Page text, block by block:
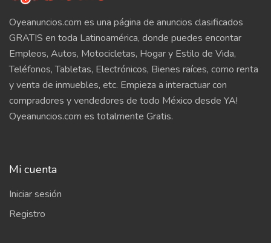
Oyeanuncios.com es una página de anuncios clasificados
GRATIS en toda Latinoamérica, donde puedes encontar
Empleos, Autos, Motocicletas, Hogar y Estilo de Vida,
Teléfonos, Tabletas, Electrónicos, Bienes raíces, como renta
y venta de inmuebles, etc. Empieza a interactuar con
compradores y vendedores de todo México desde YA!
Oyeanuncios.com es totalmente Gratis.
Mi cuenta
Iniciar sesión
Registro